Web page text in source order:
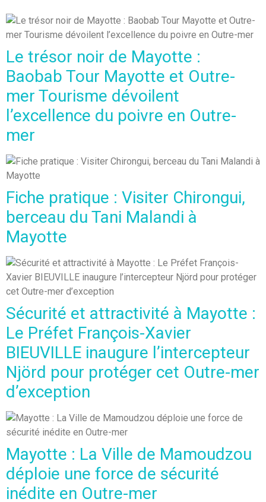
Le trésor noir de Mayotte :
Baobab Tour Mayotte et Outre-
mer Tourisme dévoilent
l’excellence du poivre en Outre-
mer
Fiche pratique : Visiter Chirongui,
berceau du Tani Malandi à
Mayotte
Sécurité et attractivité à Mayotte :
Le Préfet François-Xavier
BIEUVILLE inaugure l’intercepteur
Njörd pour protéger cet Outre-mer
d’exception
Mayotte : La Ville de Mamoudzou
déploie une force de sécurité
inédite en Outre-mer